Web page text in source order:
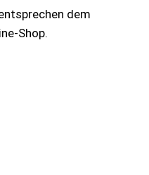
dem
Shop.